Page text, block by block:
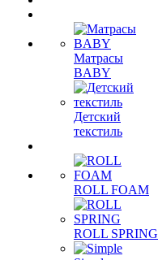
Матрасы
BABY
Детский
текстиль
ROLL FOAM
ROLL SPRING